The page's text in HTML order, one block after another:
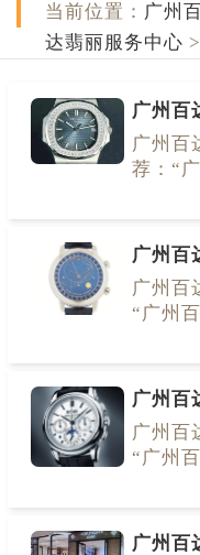
当前位置： 广州
达翡丽服务中心 >
广州百
广州百
荐：“
广州百
广州百
“广州
广州百
广州百
“广州
广州百